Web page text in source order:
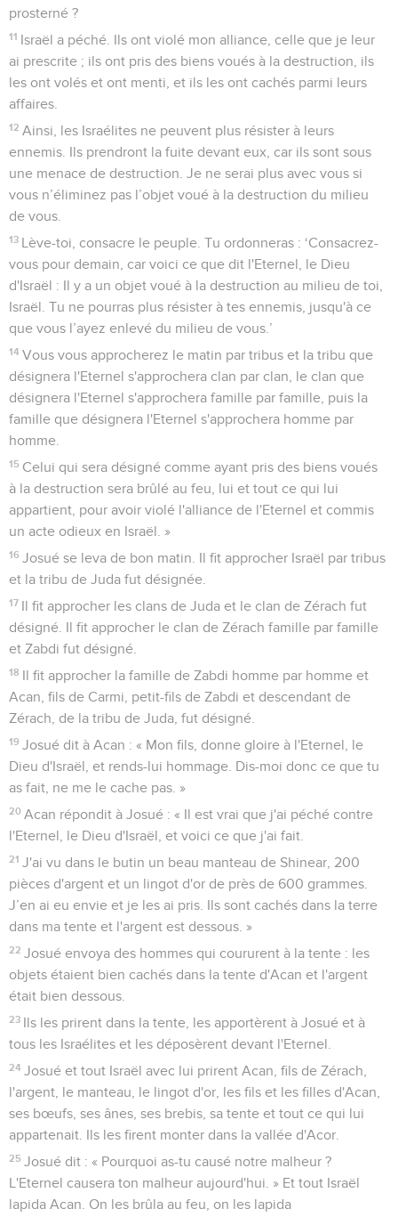
prosterné ?
11 Israël a péché. Ils ont violé mon alliance, celle que je leur
ai prescrite ; ils ont pris des biens voués à la destruction, ils
les ont volés et ont menti, et ils les ont cachés parmi leurs
affaires.
12 Ainsi, les Israélites ne peuvent plus résister à leurs
ennemis. Ils prendront la fuite devant eux, car ils sont sous
une menace de destruction. Je ne serai plus avec vous si
vous n’éliminez pas l’objet voué à la destruction du milieu
de vous.
13 Lève-toi, consacre le peuple. Tu ordonneras : ‘Consacrez-
vous pour demain, car voici ce que dit l'Eternel, le Dieu
d'Israël : Il y a un objet voué à la destruction au milieu de toi,
Israël. Tu ne pourras plus résister à tes ennemis, jusqu'à ce
que vous l’ayez enlevé du milieu de vous.’
14 Vous vous approcherez le matin par tribus et la tribu que
désignera l'Eternel s'approchera clan par clan, le clan que
désignera l'Eternel s'approchera famille par famille, puis la
famille que désignera l'Eternel s'approchera homme par
homme.
15 Celui qui sera désigné comme ayant pris des biens voués
à la destruction sera brûlé au feu, lui et tout ce qui lui
appartient, pour avoir violé l'alliance de l'Eternel et commis
un acte odieux en Israël. »
16 Josué se leva de bon matin. Il fit approcher Israël par tribus
et la tribu de Juda fut désignée.
17 Il fit approcher les clans de Juda et le clan de Zérach fut
désigné. Il fit approcher le clan de Zérach famille par famille
et Zabdi fut désigné.
18 Il fit approcher la famille de Zabdi homme par homme et
Acan, fils de Carmi, petit-fils de Zabdi et descendant de
Zérach, de la tribu de Juda, fut désigné.
19 Josué dit à Acan : « Mon fils, donne gloire à l'Eternel, le
Dieu d'Israël, et rends-lui hommage. Dis-moi donc ce que tu
as fait, ne me le cache pas. »
20 Acan répondit à Josué : « Il est vrai que j'ai péché contre
l'Eternel, le Dieu d'Israël, et voici ce que j'ai fait.
21 J'ai vu dans le butin un beau manteau de Shinear, 200
pièces d'argent et un lingot d'or de près de 600 grammes.
J’en ai eu envie et je les ai pris. Ils sont cachés dans la terre
dans ma tente et l'argent est dessous. »
22 Josué envoya des hommes qui coururent à la tente : les
objets étaient bien cachés dans la tente d'Acan et l'argent
était bien dessous.
23 Ils les prirent dans la tente, les apportèrent à Josué et à
tous les Israélites et les déposèrent devant l'Eternel.
24 Josué et tout Israël avec lui prirent Acan, fils de Zérach,
l'argent, le manteau, le lingot d'or, les fils et les filles d'Acan,
ses bœufs, ses ânes, ses brebis, sa tente et tout ce qui lui
appartenait. Ils les firent monter dans la vallée d'Acor.
25 Josué dit : « Pourquoi as-tu causé notre malheur ?
L'Eternel causera ton malheur aujourd'hui. » Et tout Israël
lapida Acan. On les brûla au feu, on les lapida